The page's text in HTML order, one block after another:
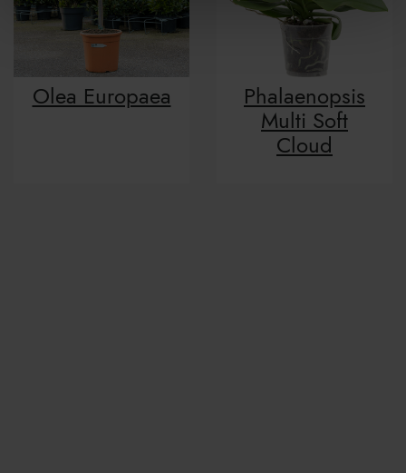
Olea Europaea
Phalaenopsis
Multi Soft
Cloud